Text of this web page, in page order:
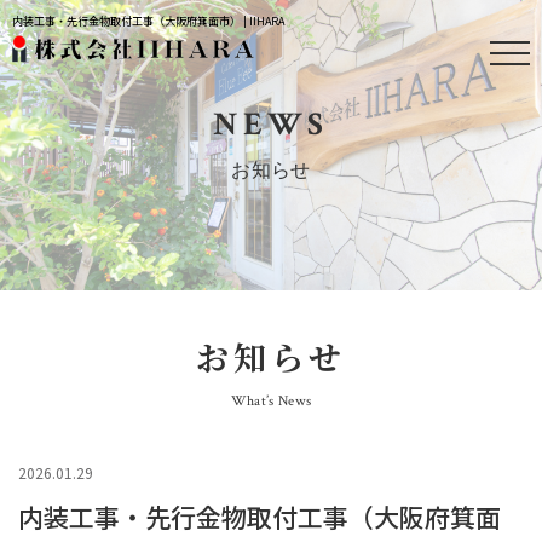
内装工事・先行金物取付工事（大阪府箕面市） | IIHARA
NEWS
お知らせ
お知らせ
What’s News
2026.01.29
内装工事・先行金物取付工事（大阪府箕面